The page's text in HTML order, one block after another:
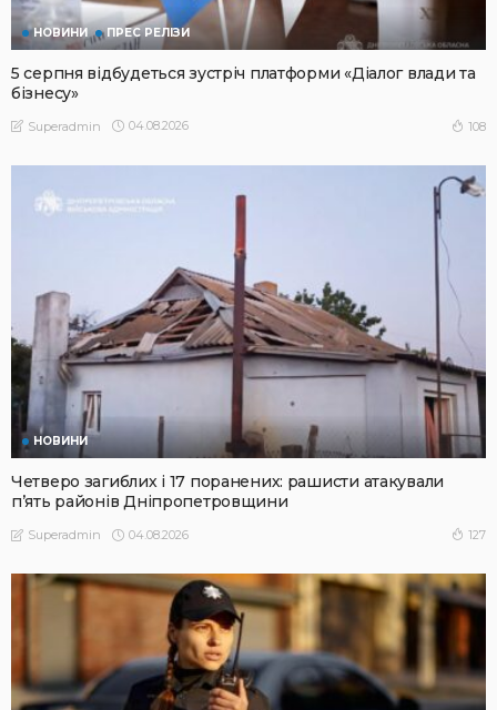
НОВИНИ ПРЕС РЕЛІЗИ
5 серпня відбудеться зустріч платформи «Діалог влади та
бізнесу»
Superadmin 04.08.2026 108
НОВИНИ
Четверо загиблих і 17 поранених: рашисти атакували
п’ять районів Дніпропетровщини
Superadmin 04.08.2026 127